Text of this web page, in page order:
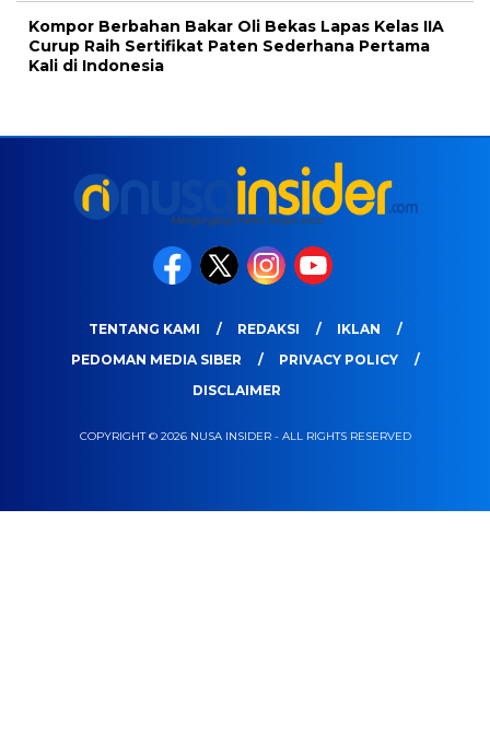
Kompor Berbahan Bakar Oli Bekas Lapas Kelas IIA
Curup Raih Sertifikat Paten Sederhana Pertama
Kali di Indonesia
TENTANG KAMI REDAKSI
IKLAN
PEDOMAN MEDIA SIBER
PRIVACY POLICY
DISCLAIMER
COPYRIGHT © 2026 NUSA INSIDER - ALL RIGHTS RESERVED